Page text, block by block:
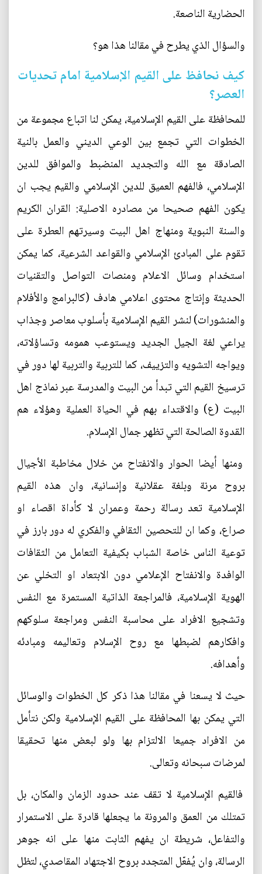
الحضارية الناصعة.
والسؤال الذي يطرح في مقالنا هذا هو؟
كيف نحافظ على القيم الإسلامية امام تحديات
العصر؟
للمحافظة على القيم الإسلامية، يمكن لنا اتباع مجموعة من
الخطوات التي تجمع بين الوعي الديني والعمل بالنية
الصادقة مع الله والتجديد المنضبط والموافق للدين
الإسلامي، فالفهم العميق للدين الإسلامي والقيم يجب ان
يكون الفهم صحيحا من مصادره الاصلية: القران الكريم
والسنة النبوية ومنهاج اهل البيت وسيرتهم العطرة على
تقوم على المبادئ الإسلامي والقواعد الشرعية، كما يمكن
استخدام وسائل الاعلام ومنصات التواصل والتقنيات
الحديثة وإنتاج محتوى اعلامي هادف (كالبرامج والأفلام
والمنشورات) لنشر القيم الإسلامية بأسلوب معاصر وجذاب
يراعي لغة الجيل الجديد ويستوعب همومه وتساؤلاته،
ويواجه التشويه والتزييف، كما للتربية والتربية لها دور في
ترسيخ القيم التي تبدأ من البيت والمدرسة عبر نماذج اهل
البيت (ع) والاقتداء بهم في الحياة العملية وهؤلاء هم
القدوة الصالحة التي تظهر جمال الإسلام.
ومنها أيضا الحوار والانفتاح من خلال مخاطبة الأجيال
بروح مرنة وبلغة عقلانية وإنسانية، وان هذه القيم
الإسلامية تعد رسالة رحمة وعمران لا كأداة اقصاء او
صراع، وكما ان للتحصين الثقافي والفكري له دور بارز في
توعية الناس خاصة الشباب بكيفية التعامل من الثقافات
الوافدة والانفتاح الإعلامي دون الابتعاد او التخلي عن
الهوية الإسلامية، فالمراجعة الذاتية المستمرة مع النفس
وتشجيع الافراد على محاسبة النفس ومراجعة سلوكهم
وافكارهم لضبطها مع روح الإسلام وتعاليمه ومبادئه
وأهدافه.
حيث لا يسعنا في مقالنا هذا ذكر كل الخطوات والوسائل
التي يمكن بها المحافظة على القيم الإسلامية ولكن نتأمل
من الافراد جميعا الالتزام بها ولو لبعض منها تحقيقا
لمرضات سبحانه وتعالى.
فالقيم الإسلامية لا تقف عند حدود الزمان والمكان، بل
تمتلك من العمق والمرونة ما يجعلها قادرة على الاستمرار
والتفاعل، شريطة ان يفهم الثابت منها على انه جوهر
الرسالة، وان يُفعّل المتجدد بروح الاجتهاد المقاصدي، لتظل